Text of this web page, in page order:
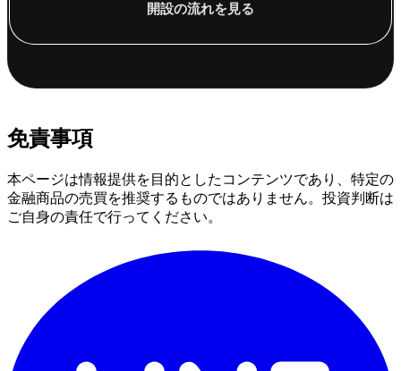
開設の流れを見る
免責事項
本ページは情報提供を目的としたコンテンツであり、特定の
金融商品の売買を推奨するものではありません。投資判断は
ご自身の責任で行ってください。